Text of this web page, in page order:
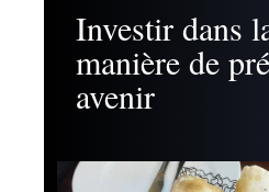
Investir dans
manière de
avenir